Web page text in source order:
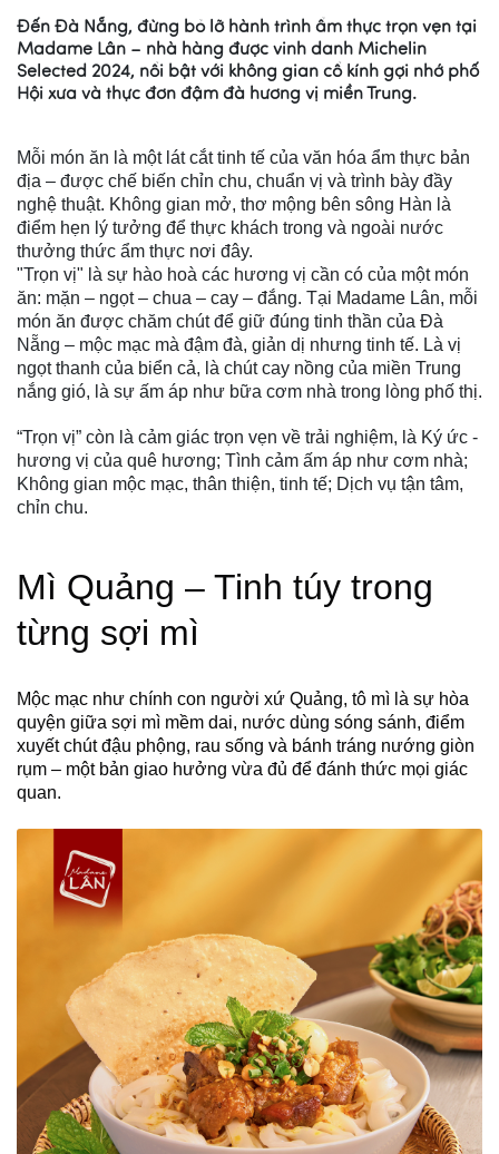
Đến Đà Nẵng, đừng bỏ lỡ hành trình ẩm thực trọn vẹn tại
Madame Lân – nhà hàng được vinh danh Michelin
Selected 2024, nổi bật với không gian cổ kính gợi nhớ phố
Hội xưa và thực đơn đậm đà hương vị miền Trung.
Mỗi món ăn là một lát cắt tinh tế của văn hóa ẩm thực bản
địa – được chế biến chỉn chu, chuẩn vị và trình bày đầy
nghệ thuật. Không gian mở, thơ mộng bên sông Hàn là
điểm hẹn lý tưởng để thực khách trong và ngoài nước
thưởng thức ẩm thực nơi đây.
"Trọn vị" là sự hào hoà các hương vị cần có của một món
ăn: mặn – ngọt – chua – cay – đắng. Tại Madame Lân, mỗi
món ăn được chăm chút để giữ đúng tinh thần của Đà
Nẵng – mộc mạc mà đậm đà, giản dị nhưng tinh tế. Là vị
ngọt thanh của biển cả, là chút cay nồng của miền Trung
nắng gió, là sự ấm áp như bữa cơm nhà trong lòng phố thị.
“Trọn vị” còn là cảm giác trọn vẹn về trải nghiệm, là Ký ức -
hương vị của quê hương; Tình cảm ấm áp như cơm nhà;
Không gian mộc mạc, thân thiện, tinh tế; Dịch vụ tận tâm,
chỉn chu.
Mì Quảng – Tinh túy trong
từng sợi mì
Mộc mạc như chính con người xứ Quảng, tô mì là sự hòa
quyện giữa sợi mì mềm dai, nước dùng sóng sánh, điểm
xuyết chút đậu phộng, rau sống và bánh tráng nướng giòn
rụm – một bản giao hưởng vừa đủ để đánh thức mọi giác
quan.